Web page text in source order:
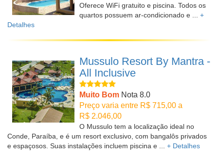
Oferece WiFi gratuito e piscina. Todos os
quartos possuem ar-condicionado e ... +
Detalhes
Mussulo Resort By Mantra -
All Inclusive
Muito Bom Nota 8.0
Preço varia entre R$ 715,00 a
R$ 2.046,00
O Mussulo tem a localização ideal no
Conde, Paraíba, e é um resort exclusivo, com bangalôs privados
e espaçosos. Suas instalações incluem piscina e ... + Detalhes